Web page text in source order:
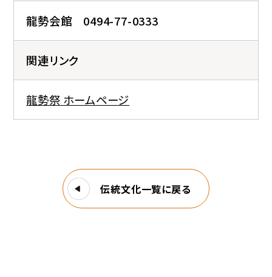
龍勢会館 0494-77-0333
関連リンク
龍勢祭 ホームページ
伝統文化一覧に戻る